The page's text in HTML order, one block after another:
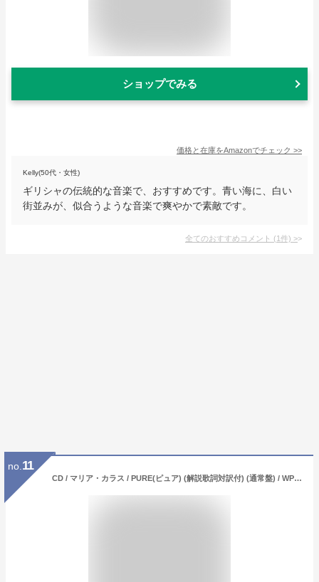
ショップでみる
価格と在庫をAmazonでチェック >>
Kelly(50代・女性)
ギリシャの伝統的な音楽で、おすすめです。青い海に、白い
街並みが、似合うような音楽で爽やかで素敵です。
全てのおすすめコメント (1件) >
no. 11
CD / マリア・カラス / PURE(ピュア) (解説歌詞対訳付) (通常盤) / WPCS-12849